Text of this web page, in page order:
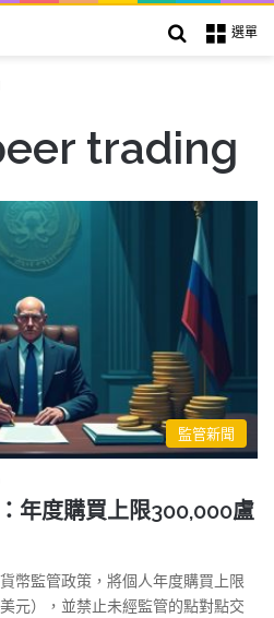
選單
搜索
trading
監管新聞
年度購買上限300,000盧
幣監管政策，將個人年度購買上限
），並禁止未經監管的點對點交